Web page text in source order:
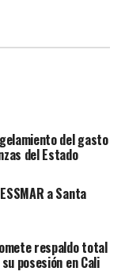
del gasto
del Estado
a Santa
respaldo total
posesión en Cali